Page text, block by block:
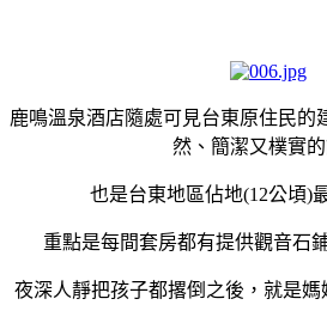
鹿鳴溫泉酒店隨處可見台東原住民的
然、簡潔又樸實
也是台東地區佔地(12公頃)
重點是每間套房都有提供觀音石
夜深人靜把孩子都撂倒之後，就是